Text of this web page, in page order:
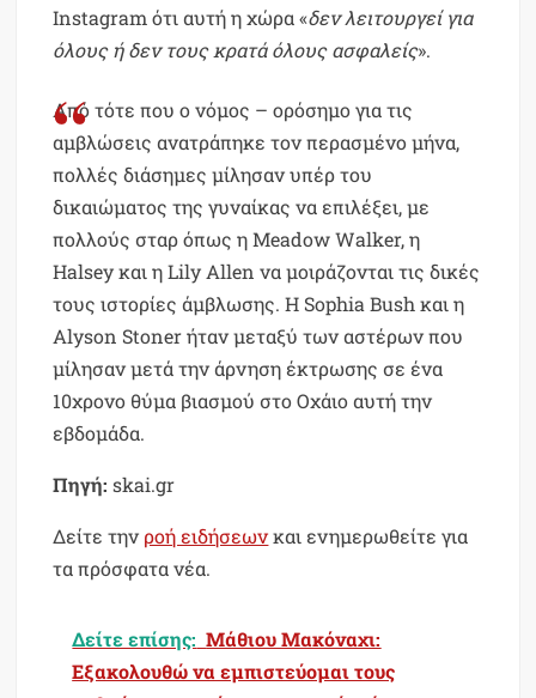
Instagram ότι αυτή η χώρα «δεν λειτουργεί για
όλους ή δεν τους κρατά όλους ασφαλείς».
Από τότε που ο νόμος – ορόσημο για τις
αμβλώσεις ανατράπηκε τον περασμένο μήνα,
πολλές διάσημες μίλησαν υπέρ του
δικαιώματος της γυναίκας να επιλέξει, με
πολλούς σταρ όπως η Meadow Walker, η
Halsey και η Lily Allen να μοιράζονται τις δικές
τους ιστορίες άμβλωσης. Η Sophia Bush και η
Alyson Stoner ήταν μεταξύ των αστέρων που
μίλησαν μετά την άρνηση έκτρωσης σε ένα
10χρονο θύμα βιασμού στο Οχάιο αυτή την
εβδομάδα.
Πηγή: skai.gr
Δείτε την ροή ειδήσεωνκαι ενημερωθείτε για
τα πρόσφατα νέα.
Δείτε επίσης: Μάθιου Μακόναχι:
Εξακολουθώ να εμπιστεύομαι τους